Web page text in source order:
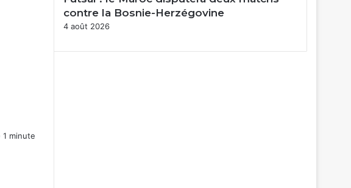
1 minute
contre la Bosnie-Herzégovine
4 août 2026